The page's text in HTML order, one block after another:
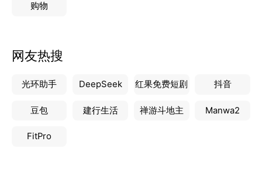
4，AI 智能复习，听说读写全方位训练
法、句子、听力全方位的练习。更有PDF导出、预览、
辅助学，英语学习从此不再困难！
购物
网友热搜
光环助手 DeepSeek 红果免费短剧 抖音
豆包 建行生活 禅游斗地主 Manwa2
FitPro